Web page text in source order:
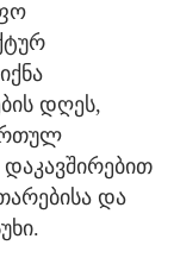
დღეს,
და